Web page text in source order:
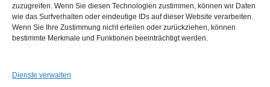
zuzugreifen. Wenn Sie diesen Technologien zustimmen, können wir Daten
wie das Surfverhalten oder eindeutige IDs auf dieser Website verarbeiten.
Wenn Sie Ihre Zustimmung nicht erteilen oder zurückziehen, können
bestimmte Merkmale und Funktionen beeinträchtigt werden.
Dienste verwalten
GUAD e.V.
info@guad-netz.de